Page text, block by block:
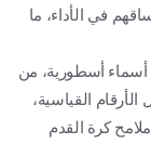
في الأداء، ما
أسماء أسطورية، من
القياسية،
كرة القدم